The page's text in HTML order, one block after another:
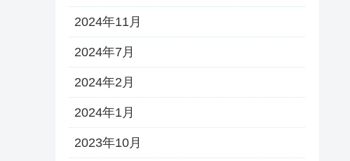
2024年11月
2024年7月
2024年2月
2024年1月
2023年10月